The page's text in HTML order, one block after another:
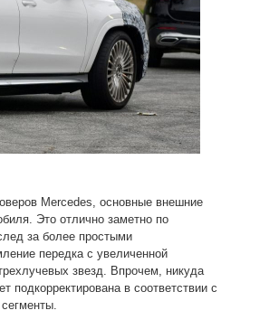
Mercedes, основные внешние
Это отлично заметно по
за более простыми
передка с увеличенной
звезд. Впрочем, никуда
в соответствии с